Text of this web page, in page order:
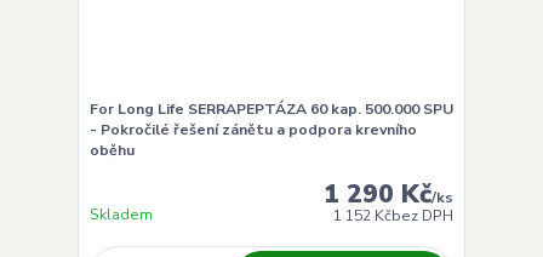
For Long Life SERRAPEPTÁZA 60 kap. 500.000 SPU
- Pokročilé řešení zánětu a podpora krevního
oběhu
1 290 Kč/ks
1 152 Kčbez DPH
Skladem